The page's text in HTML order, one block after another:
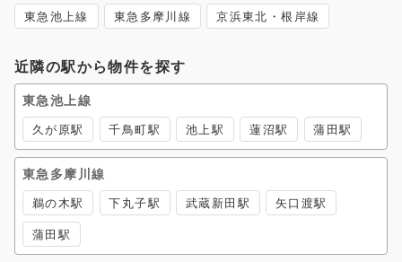
東急池上線 東急多摩川線 京浜東北・根岸線
近隣の駅から物件を探す
東急池上線
久が原駅 千鳥町駅 池上駅 蓮沼駅 蒲田駅
東急多摩川線
鵜の木駅 下丸子駅 武蔵新田駅 矢口渡駅
蒲田駅